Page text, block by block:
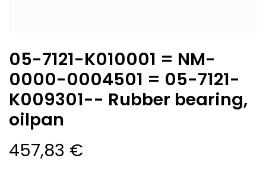
05-7121-K010001 = NM-
0000-0004501 = 05-7121-
K009301-- Rubber bearing,
oilpan
457,83 €